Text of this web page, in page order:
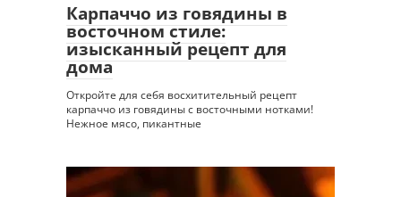
Карпаччо из говядины в
восточном стиле:
изысканный рецепт для
дома
Откройте для себя восхитительный рецепт
карпаччо из говядины с восточными нотками!
Нежное мясо, пикантные